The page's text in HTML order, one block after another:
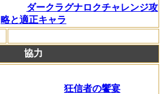
ダークラグナロクチャレンジ攻
略と適正キャラ
協力
狂信者の饗宴